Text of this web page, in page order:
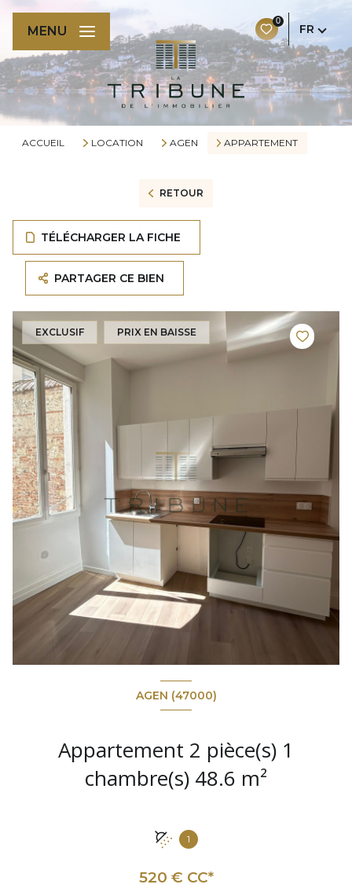
0
FR
MENU
ACCUEIL LOCATION AGEN APPARTEMENT
RETOUR
TÉLÉCHARGER LA FICHE
PARTAGER CE BIEN
EXCLUSIF PRIX EN BAISSE
AGEN (47000)
Appartement 2 pièce(s) 1
chambre(s) 48.6 m²
1
520 € CC*